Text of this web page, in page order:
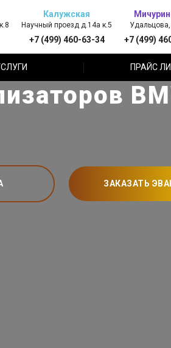
Калужская
Научный проезд д.14а к.5
+7 (499) 460-63-34
Удальцова,
+7 (499)
ПРАЙС
ЗАКАЗАТЬ